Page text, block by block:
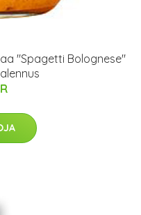
"Spagetti Bolognese"